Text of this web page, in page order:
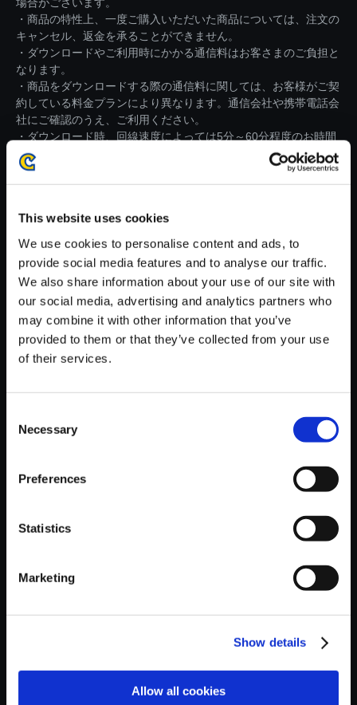
This website uses cookies
We use cookies to personalise content and ads, to
provide social media features and to analyse our traffic.
We also share information about your use of our site with
our social media, advertising and analytics partners who
may combine it with other information that you’ve
provided to them or that they’ve collected from your use
of their services.
Selection
Necessary
Preferences
Statistics
Marketing
Show details
Allow all cookies
・商品の特性上、一度ご購入いただいた商品については、注文の
キャンセル、返金を承ることができません。
・ダウンロードやご利用時にかかる通信料はお客さまのご負担と
なります。
・商品をダウンロードする際の通信料に関しては、お客様がご契
約している料金プランにより異なります。通信会社や携帯電話会
社にご確認のうえ、ご利用ください。
・ダウンロード時、回線速度によっては5分～60分程度のお時間
がかかる場合がございます。
※ご購入いただいたファイルのダウンロードの際には、通信環境
が安定しているWifi環境でお試しください。
【単曲】ロックマン11 運命の歯
車！！ オリジナルサウンドトラ
ック STAFF ROLL 2
おすすめ商品